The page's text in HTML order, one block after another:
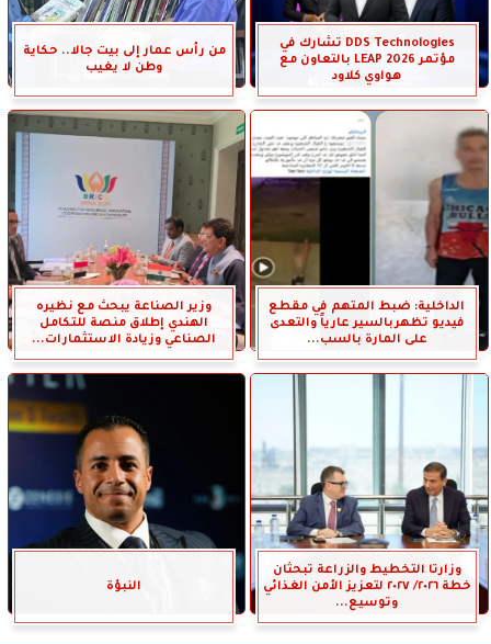
DDS Technologies تشارك في
مؤتمر LEAP 2026 بالتعاون مع
هواوي كلاود
من رأس عمار إلى بيت جالا.. حكاية
وطن لا يغيب
الداخلية: ضبط المتهم في مقطع
فيديو تظهربالسير عارياً والتعدى
على المارة بالسب...
وزير الصناعة يبحث مع نظيره
الهندي إطلاق منصة للتكامل
الصناعي وزيادة الاستثمارات...
وزارتا التخطيط والزراعة تبحثان
خطة ٢٠٢٦/ ٢٠٢٧ لتعزيز الأمن الغذائي
وتوسيع...
النبؤة